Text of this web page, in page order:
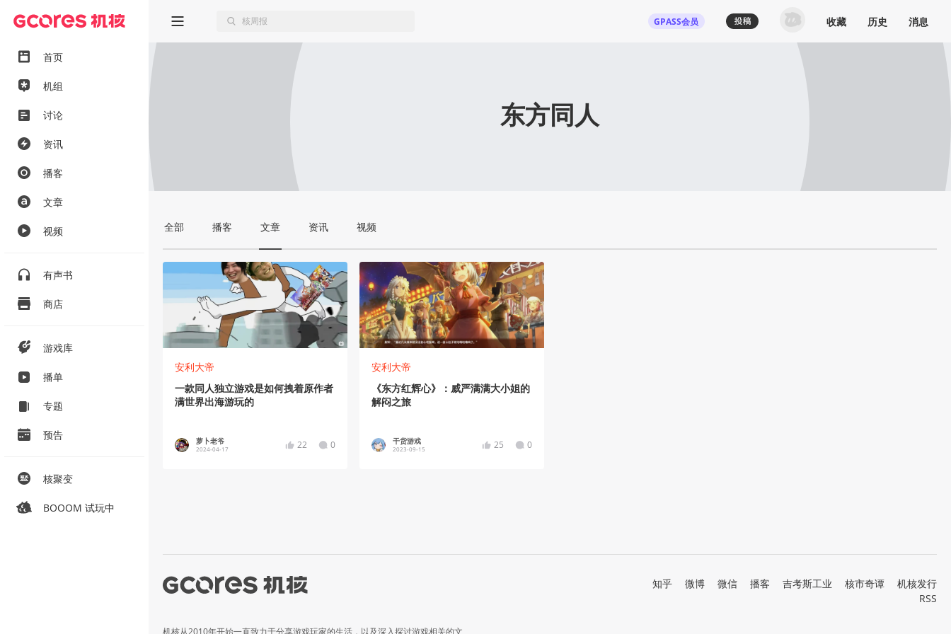
首页
机组
讨论
资讯
播客
文章
视频
有声书
商店
游戏库
播单
专题
预告
核聚变
BOOOM 试玩中
GPASS会员 收藏 历史 消息
东方同人
全部 播客 文章 资讯 视频
安利大帝
一款同人独立游戏是如何拽着原作者
满世界出海游玩的
萝卜老爷
2024-04-17 22 0
安利大帝
《东方红辉心》：威严满满大小姐的
解闷之旅
干货游戏
2023-09-15 25 0
机核从2010年开始一直致力于分享游戏玩家的生活，以及深入探讨游戏相关的文
知乎 微博 微信 播客 吉考斯工业 核市奇谭
机核发行
RSS